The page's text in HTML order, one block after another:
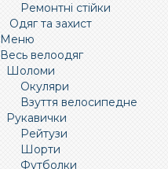
Ремонтні стійки
Одяг та захист
Меню
Весь велоодяг
Шоломи
Окуляри
Взуття велосипедне
Рукавички
Рейтузи
Шорти
Футболки